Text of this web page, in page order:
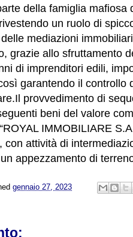
della famiglia
un ruolo di
mediazioni
grazie allo sfruttamento
di imprenditori edili,
garantendo il controllo
provvedimento di
beni del valore
IMMOBILIARE
con attività di
appezzamento di
gennaio 27, 2023